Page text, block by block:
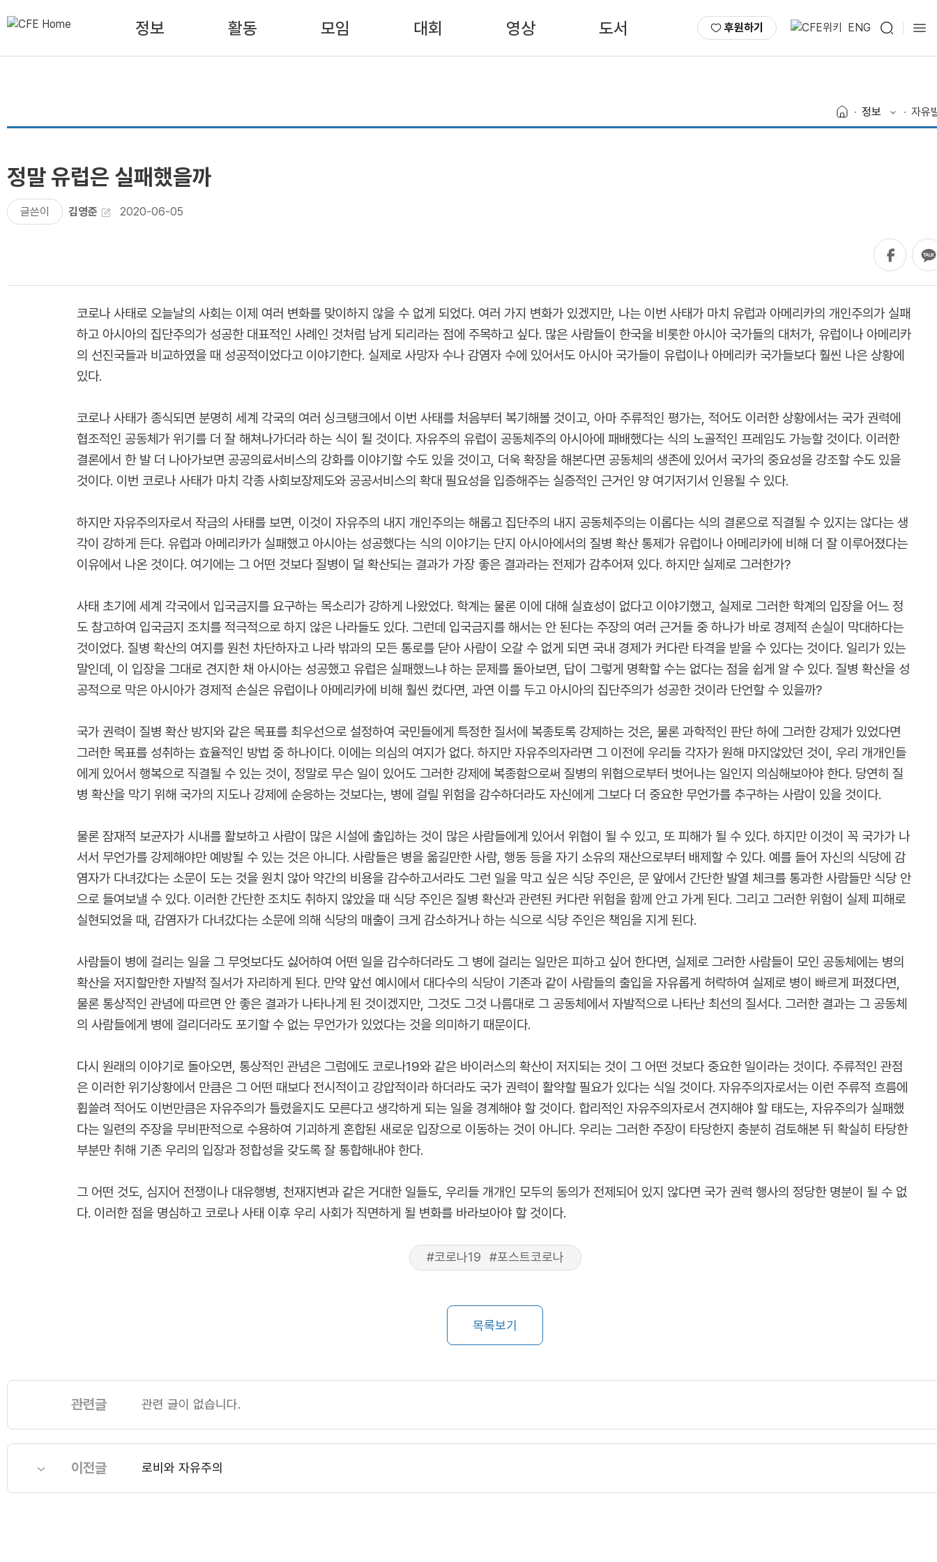
정보 활동 모임 대회 영상 도서 후원하기 ENG
정보 자유
정말 유럽은 실패했을까
글쓴이 김영준 2020-06-05
코로나 사태로 오늘날의 사회는 이제 여러 변화를 맞이하지 않을 수 없게 되었다. 여러 가지 변화가 있겠지만, 나는 이번 사태가 마치 유럽과 아메리카의 개인주의가 실패
하고 아시아의 집단주의가 성공한 대표적인 사례인 것처럼 남게 되리라는 점에 주목하고 싶다. 많은 사람들이 한국을 비롯한 아시아 국가들의 대처가, 유럽이나 아메리카
의 선진국들과 비교하였을 때 성공적이었다고 이야기한다. 실제로 사망자 수나 감염자 수에 있어서도 아시아 국가들이 유럽이나 아메리카 국가들보다 훨씬 나은 상황에
있다.
코로나 사태가 종식되면 분명히 세계 각국의 여러 싱크탱크에서 이번 사태를 처음부터 복기해볼 것이고, 아마 주류적인 평가는, 적어도 이러한 상황에서는 국가 권력에
협조적인 공동체가 위기를 더 잘 해쳐나가더라 하는 식이 될 것이다. 자유주의 유럽이 공동체주의 아시아에 패배했다는 식의 노골적인 프레임도 가능할 것이다. 이러한
결론에서 한 발 더 나아가보면 공공의료서비스의 강화를 이야기할 수도 있을 것이고, 더욱 확장을 해본다면 공동체의 생존에 있어서 국가의 중요성을 강조할 수도 있을
것이다. 이번 코로나 사태가 마치 각종 사회보장제도와 공공서비스의 확대 필요성을 입증해주는 실증적인 근거인 양 여기저기서 인용될 수 있다.
하지만 자유주의자로서 작금의 사태를 보면, 이것이 자유주의 내지 개인주의는 해롭고 집단주의 내지 공동체주의는 이롭다는 식의 결론으로 직결될 수 있지는 않다는 생
각이 강하게 든다. 유럽과 아메리카가 실패했고 아시아는 성공했다는 식의 이야기는 단지 아시아에서의 질병 확산 통제가 유럽이나 아메리카에 비해 더 잘 이루어졌다는
이유에서 나온 것이다. 여기에는 그 어떤 것보다 질병이 덜 확산되는 결과가 가장 좋은 결과라는 전제가 감추어져 있다. 하지만 실제로 그러한가?
사태 초기에 세계 각국에서 입국금지를 요구하는 목소리가 강하게 나왔었다. 학계는 물론 이에 대해 실효성이 없다고 이야기했고, 실제로 그러한 학계의 입장을 어느 정
도 참고하여 입국금지 조치를 적극적으로 하지 않은 나라들도 있다. 그런데 입국금지를 해서는 안 된다는 주장의 여러 근거들 중 하나가 바로 경제적 손실이 막대하다는
것이었다. 질병 확산의 여지를 원천 차단하자고 나라 밖과의 모든 통로를 닫아 사람이 오갈 수 없게 되면 국내 경제가 커다란 타격을 받을 수 있다는 것이다. 일리가 있는
말인데, 이 입장을 그대로 견지한 채 아시아는 성공했고 유럽은 실패했느냐 하는 문제를 돌아보면, 답이 그렇게 명확할 수는 없다는 점을 쉽게 알 수 있다. 질병 확산을 성
공적으로 막은 아시아가 경제적 손실은 유럽이나 아메리카에 비해 훨씬 컸다면, 과연 이를 두고 아시아의 집단주의가 성공한 것이라 단언할 수 있을까?
국가 권력이 질병 확산 방지와 같은 목표를 최우선으로 설정하여 국민들에게 특정한 질서에 복종토록 강제하는 것은, 물론 과학적인 판단 하에 그러한 강제가 있었다면
그러한 목표를 성취하는 효율적인 방법 중 하나이다. 이에는 의심의 여지가 없다. 하지만 자유주의자라면 그 이전에 우리들 각자가 원해 마지않았던 것이, 우리 개개인들
에게 있어서 행복으로 직결될 수 있는 것이, 정말로 무슨 일이 있어도 그러한 강제에 복종함으로써 질병의 위협으로부터 벗어나는 일인지 의심해보아야 한다. 당연히 질
병 확산을 막기 위해 국가의 지도나 강제에 순응하는 것보다는, 병에 걸릴 위험을 감수하더라도 자신에게 그보다 더 중요한 무언가를 추구하는 사람이 있을 것이다.
물론 잠재적 보균자가 시내를 활보하고 사람이 많은 시설에 출입하는 것이 많은 사람들에게 있어서 위협이 될 수 있고, 또 피해가 될 수 있다. 하지만 이것이 꼭 국가가 나
서서 무언가를 강제해야만 예방될 수 있는 것은 아니다. 사람들은 병을 옮길만한 사람, 행동 등을 자기 소유의 재산으로부터 배제할 수 있다. 예를 들어 자신의 식당에 감
염자가 다녀갔다는 소문이 도는 것을 원치 않아 약간의 비용을 감수하고서라도 그런 일을 막고 싶은 식당 주인은, 문 앞에서 간단한 발열 체크를 통과한 사람들만 식당 안
으로 들여보낼 수 있다. 이러한 간단한 조치도 취하지 않았을 때 식당 주인은 질병 확산과 관련된 커다란 위험을 함께 안고 가게 된다. 그리고 그러한 위험이 실제 피해로
실현되었을 때, 감염자가 다녀갔다는 소문에 의해 식당의 매출이 크게 감소하거나 하는 식으로 식당 주인은 책임을 지게 된다.
사람들이 병에 걸리는 일을 그 무엇보다도 싫어하여 어떤 일을 감수하더라도 그 병에 걸리는 일만은 피하고 싶어 한다면, 실제로 그러한 사람들이 모인 공동체에는 병의
확산을 저지할만한 자발적 질서가 자리하게 된다. 만약 앞선 예시에서 대다수의 식당이 기존과 같이 사람들의 출입을 자유롭게 허락하여 실제로 병이 빠르게 퍼졌다면,
물론 통상적인 관념에 따르면 안 좋은 결과가 나타나게 된 것이겠지만, 그것도 그것 나름대로 그 공동체에서 자발적으로 나타난 최선의 질서다. 그러한 결과는 그 공동체
의 사람들에게 병에 걸리더라도 포기할 수 없는 무언가가 있었다는 것을 의미하기 때문이다.
다시 원래의 이야기로 돌아오면, 통상적인 관념은 그럼에도 코로나19와 같은 바이러스의 확산이 저지되는 것이 그 어떤 것보다 중요한 일이라는 것이다. 주류적인 관점
은 이러한 위기상황에서 만큼은 그 어떤 때보다 전시적이고 강압적이라 하더라도 국가 권력이 활약할 필요가 있다는 식일 것이다. 자유주의자로서는 이런 주류적 흐름에
휩쓸려 적어도 이번만큼은 자유주의가 틀렸을지도 모른다고 생각하게 되는 일을 경계해야 할 것이다. 합리적인 자유주의자로서 견지해야 할 태도는, 자유주의가 실패했
다는 일련의 주장을 무비판적으로 수용하여 기괴하게 혼합된 새로운 입장으로 이동하는 것이 아니다. 우리는 그러한 주장이 타당한지 충분히 검토해본 뒤 확실히 타당한
부분만 취해 기존 우리의 입장과 정합성을 갖도록 잘 통합해내야 한다.
그 어떤 것도, 심지어 전쟁이나 대유행병, 천재지변과 같은 거대한 일들도, 우리들 개개인 모두의 동의가 전제되어 있지 않다면 국가 권력 행사의 정당한 명분이 될 수 없
다. 이러한 점을 명심하고 코로나 사태 이후 우리 사회가 직면하게 될 변화를 바라보아야 할 것이다.
#코로나19 #포스트코로나
목록보기
관련글 관련 글이 없습니다.
이전글 로비와 자유주의